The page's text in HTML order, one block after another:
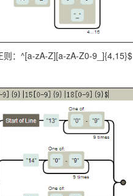
则：^[a-zA-Z][a-zA-Z0-9_]{4,15}$